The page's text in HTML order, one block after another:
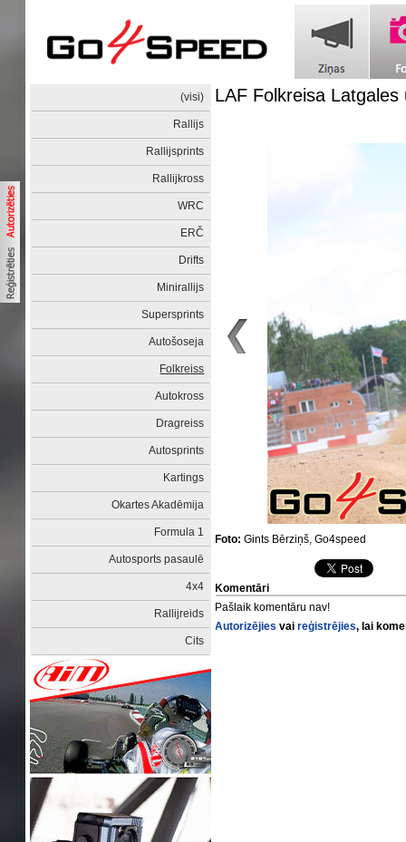
(visi)
Rallijs
Rallijsprints
Rallijkross
WRC
ERČ
Drifts
Minirallijs
Supersprints
Autošoseja
Folkreiss
Autokross
Dragreiss
Autosprints
Kartings
Okartes Akadēmija
Formula 1
Autosports pasaulē
4x4
Rallijreids
Cits
LAF Folkreisa
Foto: Gints Bērziņš, Go4speed
Komentāri
Pašlaik komentāru nav!
Autorizējies vaireģistrējies, lai